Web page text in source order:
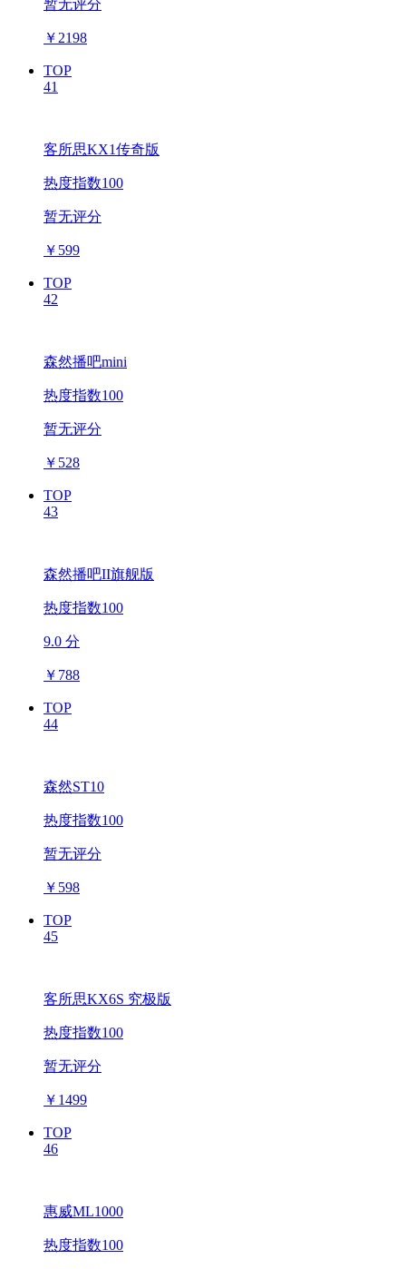
暂无评分
￥ 2198
TOP
41
客所思KX1传奇版
热度指数100
暂无评分
￥ 599
TOP
42
森然播吧mini
热度指数100
暂无评分
￥ 528
TOP
43
森然播吧II旗舰版
热度指数100
9.0 分
￥ 788
TOP
44
森然ST10
热度指数100
暂无评分
￥ 598
TOP
45
客所思KX6S 究极版
热度指数100
暂无评分
￥ 1499
TOP
46
惠威ML1000
热度指数100